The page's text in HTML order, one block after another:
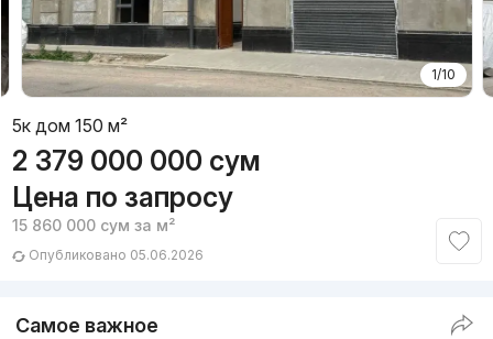
1/10
5к дом 150 м²
2 379 000 000 сум
Цена по запросу
15 860 000 сум за м²
Опубликовано 05.06.2026
Самое важное